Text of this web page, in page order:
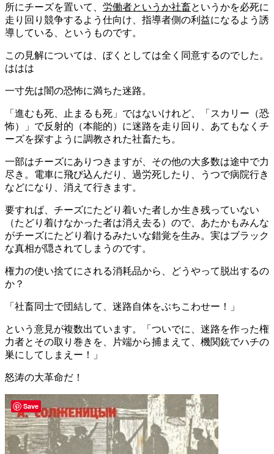
所にチーズを置いて、 労働者というか社畜というかを必死に
走り回り競争するよう仕向け、指導者側の利益になるよう誘
導している、というものです。
この見解については、ぼくとしては全く同意するのでした。
ははは
一寸先は闇の恐怖に満ちた迷路。
「進むも死、止まるも死」ではないけれど、「スカリー（恐
怖）」で反射的（本能的）に迷路を走り回り、あてもなくチ
ーズを探すように調教された社畜たち。
一部はチーズにありつきますが、その他の大多数は途中で力
尽き。電車に飛び込んだり、過労死したり、うつで病院行き
などになり、消えて行きます。
要すれば、チーズにたどり着いた者しか生き残っていない
（たどり着けなかった者は消え去る）ので、あたかもみんな
がチーズにたどり着けるみたいな錯覚を生み。実はブラック
な真相が隠されてしまうのです。
権力の使い捨てにされる消耗品から、どうやって脱出するの
か？
「社畜同士で団結して、迷路自体をぶちこわせー！」
という意見が複数出ています。「ついでに、迷路を作った権
力者とその取り巻きを、片端から捕まえて、機関銃でハチの
巣にしてしまえー！」
怒涛の大革命だ！
Save